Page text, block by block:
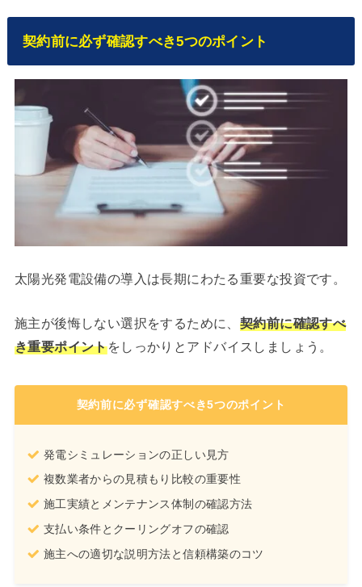
契約前に必ず確認すべき5つのポイント
太陽光発電設備の導入は長期にわたる重要な投資です。
施主が後悔しない選択をするために、 契約前に確認すべ
き重要ポイントをしっかりとアドバイスしましょう。
契約前に必ず確認すべき5つのポイント
発電シミュレーションの正しい見方
複数業者からの見積もり比較の重要性
施工実績とメンテナンス体制の確認方法
支払い条件とクーリングオフの確認
施主への適切な説明方法と信頼構築のコツ